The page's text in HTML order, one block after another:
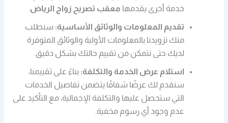
خدمة أخرى يقدمها معقب تصريح زواج الرياض.
تقديم المعلومات والوثائق الأساسية: سنطلب
منك تزويدنا بالمعلومات الأولية والوثائق المتوفرة
لديك حتى نتمكن من تقييم حالتك بشكل دقيق.
استلام عرض الخدمة والتكلفة: بناءً على تقييمنا،
سنقدم لك عرضًا شفافًا يتضمن تفاصيل الخدمات
التي ستحصل عليها والتكلفة الإجمالية، مع التأكيد على
عدم وجود أي رسوم مخفية.